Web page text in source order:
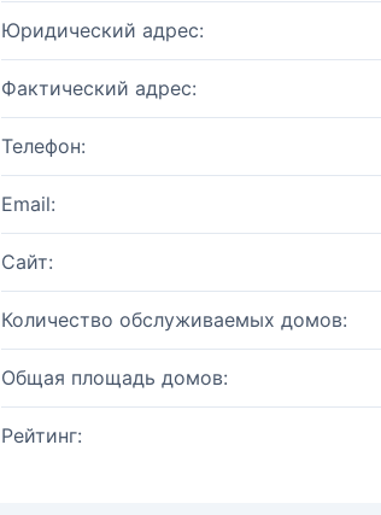
Юридический адрес:
Фактический адрес:
Телефон:
Email:
Сайт:
Количество обслуживаемых домов:
Общая площадь домов:
Рейтинг: